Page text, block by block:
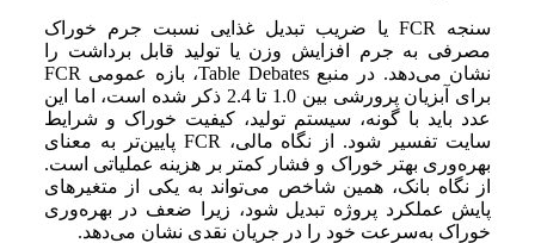
سنجه FCR یا ضریب تبدیل غذایی نسبت جرم خوراک
مصرفی به جرم افزایش وزن یا تولید قابل برداشت را
نشان می‌دهد. در منبع Table Debates، بازه عمومی FCR
برای آبزیان پرورشی بین 1.0 تا 2.4 ذکر شده است، اما این
عدد باید با گونه، سیستم تولید، کیفیت خوراک و شرایط
سایت تفسیر شود. از نگاه مالی، FCR پایین‌تر به معنای
بهره‌وری بهتر خوراک و فشار کمتر بر هزینه عملیاتی است.
از نگاه بانک، همین شاخص می‌تواند به یکی از متغیرهای
پایش عملکرد پروژه تبدیل شود، زیرا ضعف در بهره‌وری
خوراک به‌سرعت خود را در جریان نقدی نشان می‌دهد.